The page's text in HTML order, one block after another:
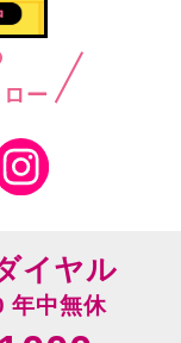
ー
イヤル
年中無休